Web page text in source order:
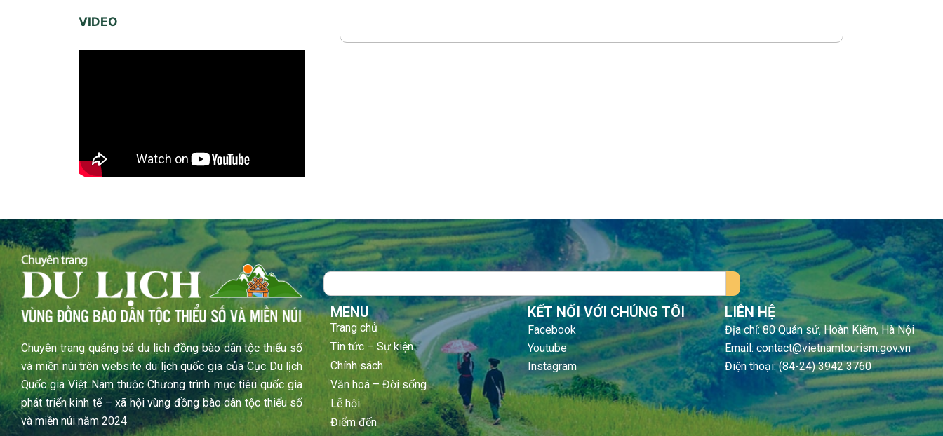
VIDEO
Chuyên trang quảng bá du lịch đồng bào dân tộc thiểu số
và miền núi trên website du lịch quốc gia của Cục Du lịch
Quốc gia Việt Nam thuộc Chương trình mục tiêu quốc gia
phát triển kinh tế – xã hội vùng đồng bào dân tộc thiểu số
và miền núi năm 2024
Search
MENU
Trang chủ
Tin tức – Sự kiện
Chính sách
Văn hoá – Đời sống
Lễ hội
Điểm đến
KẾT NỐI VỚI CHÚNG TÔI
Facebook
Youtube
Instagram
LIÊN HỆ
Địa chỉ: 80 Quán sứ, Hoàn Kiếm, Hà Nội
Email: contact@vietnamtourism.gov.vn
Điện thoại: (84-24) 3942 3760